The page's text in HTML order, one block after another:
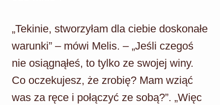
„Tekinie, stworzyłam dla ciebie doskonałe
warunki” – mówi Melis. – „Jeśli czegoś
nie osiągnąłeś, to tylko ze swojej winy.
Co oczekujesz, że zrobię? Mam wziąć
was za ręce i połączyć ze sobą?”. „Więc